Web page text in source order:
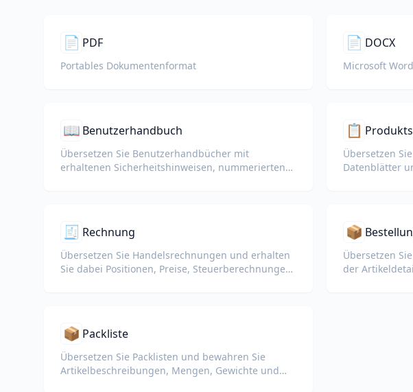
📄 PDF
Portables Dokumentenformat
📄 DOCX
Microsoft
📖 Benutzerhandbuch
Übersetzen Sie Benutzerhandbücher mit
erhaltenen Sicherheitshinweisen, nummerierten
📋
Übersetzen
Datenblätter
🧾 Rechnung
Übersetzen Sie Handelsrechnungen und erhalten
Sie dabei Positionen, Preise, Steuerberechnungen
📦
Übersetzen
der
📦 Packliste
Übersetzen Sie Packlisten und bewahren Sie
Artikelbeschreibungen, Mengen, Gewichte und